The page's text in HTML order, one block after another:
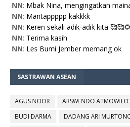
NN: Mbak Nina, mengingatkan
NN: Mantappppp kakkkk
NN: Keren sekali adik-adik kita
NN: Terima kasih
NN: Les Bumi Jember memang ok
SASTRAWAN ASEAN
AGUS NOOR ARSWENDO
BUDI DARMA
DADANG ARI